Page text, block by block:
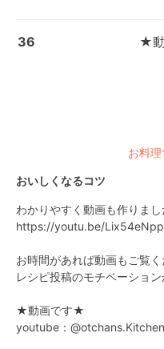
36 ★
お料
おいしくなるコツ
わかりやすく動画も作りま
https://youtu.be/
お時間があれば動画もご覧く
レシピ投稿のモチベーショ
★動画です★
youtube：@otchans.Kitchen